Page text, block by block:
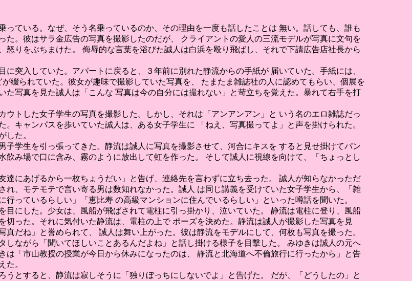
ている。なぜ、そう名乗っているのか、その理由を一度も話したことは 無い。話しても、誰も
。彼はサラ金広告の写真を撮影したのだが、 クライアントの愛人の三流モデルが写真に文句を
りをぶちまけた。 侮辱的な言葉を浴びた誠人は白浜を殴り飛ばし、それで下請広告店社長から
突入していた。アパートに戻ると、３年前に別れた静流からの手紙が 届いていた。手紙には、
綴られていた。彼女が趣味で撮影していた写真を、 たまたま雑誌社の人に認めてもらい、個展を
た写真を見た誠人は「こんな 写真は今の自分には撮れない」と苛立ちを覚えた。暴れて右手を打
ウトした女子学生の写真を撮影した。しかし、それは「アンアンアン」と いう名のエロ雑誌だっ
キャンパスを歩いていた誠人は、ある女子学生に 「ねえ、写真撮ってよ」と声を掛けられた。
した。
学生を引っ張ってきた。静流は誠人に写真を撮影させて、河合にキスを すると見せ掛けてパン
み場で口に含み、霧のように放出して虹を作った。 そして誠人に視線を向けて、「ちょっとし
にあげるから一枚ちょうだい」と告げ、連絡先を言わずに立ち去った。 誠人が知らなかっただ
、モテモテで言い寄る男は数知れなかった。誠人 は同じ講義を受けていた女子学生から、「雑
っているらしい」「恵比寿 の高級マンションに住んでいるらしい」といった噂話を聞いた。
にした。少女は、風船が飛ばされて電柱に引っ掛かり、泣いていた。 静流は電柱に登り、風船
った。それに気付いた静流は、電柱の上で ポーズを決めた。静流は誠人が撮影した写真を見
だね」と誉められて、 誠人は舞い上がった。彼は静流をモデルにして、何枚も写真を撮った。
ながら「聞いてほしいことあるんだよね」と話し掛ける様子を目撃した。 みゆきは誠人の元へ
「市山教授の授業が今日から休みになったのは、 静流と北海道へ不倫旅行に行ったから」と告
た。
とすると、静流は寂しそうに「独りぼっちにしないでよ」と告げた。 だが、「どうしたの」と